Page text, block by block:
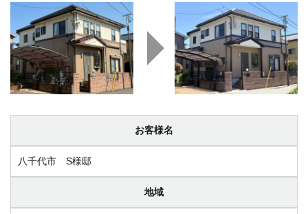
お客様名
八千代市 S様邸
地域